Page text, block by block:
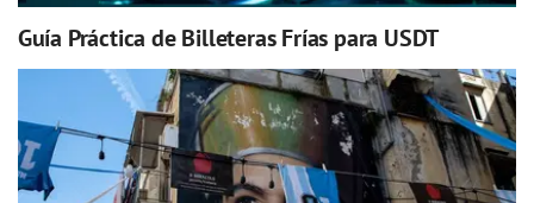
Guía Práctica de Billeteras Frías para USDT